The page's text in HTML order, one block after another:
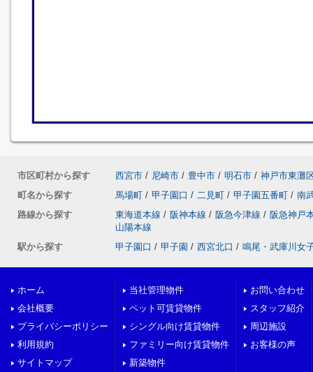
市区町村から探す 西宮市 / 尼崎市 / 豊中市 / 明石市 / 神戸市東灘
町名から探す
馬場町 / 甲子園口 / 二見町 / 甲子園五番町 / 南
路線から探す
東海道本線 / 阪神本線 / 阪急今津線 / 阪急神戸
山陽本線
駅から探す
甲子園口 / 甲子園 / 西宮北口 / 鳴尾・武庫川女
ホーム
会社概要
プライバシーポリシー
利用規約
サイトマップ
当社管理物件
ペット可賃貸物件
シングル向け賃貸物件
ファミリー向け賃貸物件
新築物件
お問い合わせ
スタッフ紹介
周辺施設
お客様の声